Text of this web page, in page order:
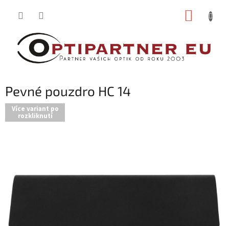
Pevné pouzdro HC 14
Více variant po
rozkliknutí